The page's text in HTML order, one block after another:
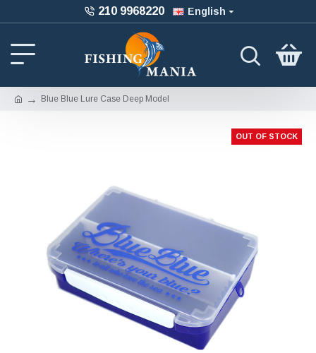
210 9968220 English
Blue Blue Lure Case Deep Model
OUT OF STOCK